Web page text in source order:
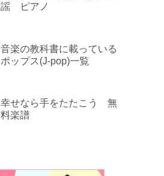
謡 ピアノ
音楽の教科書に載っている
ポップス(J-pop)一覧
幸せなら手をたたこう 無
料楽譜